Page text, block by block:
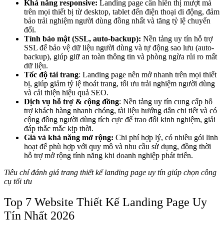
Khả năng responsive: Landing page cần hiển thị mượt mà
trên mọi thiết bị từ desktop, tablet đến điện thoại di động, đảm
bảo trải nghiệm người dùng đồng nhất và tăng tỷ lệ chuyển
đổi.
Tính bảo mật (SSL, auto-backup): Nền tảng uy tín hỗ trợ
SSL để bảo vệ dữ liệu người dùng và tự động sao lưu (auto-
backup), giúp giữ an toàn thông tin và phòng ngừa rủi ro mất
dữ liệu.
Tốc độ tải trang: Landing page nên mở nhanh trên mọi thiết
bị, giúp giảm tỷ lệ thoát trang, tối ưu trải nghiệm người dùng
và cải thiện hiệu quả SEO.
Dịch vụ hỗ trợ & cộng đồng: Nền tảng uy tín cung cấp hỗ
trợ khách hàng nhanh chóng, tài liệu hướng dẫn chi tiết và có
cộng đồng người dùng tích cực để trao đổi kinh nghiệm, giải
đáp thắc mắc kịp thời.
Giá và khả năng mở rộng: Chi phí hợp lý, có nhiều gói linh
hoạt để phù hợp với quy mô và nhu cầu sử dụng, đồng thời
hỗ trợ mở rộng tính năng khi doanh nghiệp phát triển.
Tiêu chí đánh giá trang thiết kế landing page uy tín giúp chọn công
cụ tối ưu
Top 7 Website Thiết Kế Landing Page Uy
Tín Nhất 2026